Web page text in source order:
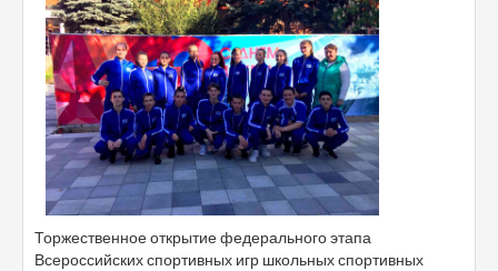
Торжественное открытие федерального этапа
Всероссийских спортивных игр школьных спортивных